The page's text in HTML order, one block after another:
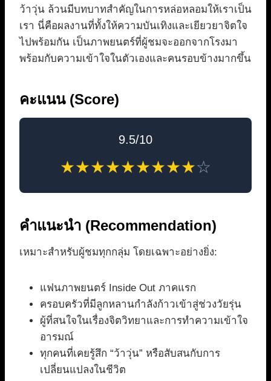
ว้าวุ่น ล้วนมีบทบาทสำคัญในการหล่อหลอมให้เราเป็น
เรา นี่คือผลงานที่ทั้งให้ความบันเทิงและเยียวยาจิตใจ
ไปพร้อมกัน เป็นภาพยนตร์ที่ผู้ชมจะออกจากโรงมา
พร้อมกับความเข้าใจในตัวเองและคนรอบข้างมากขึ้น
คะแนน (Score)
9.5/10
★★★★★★★★★☆
คำแนะนำ (Recommendation)
เหมาะสำหรับผู้ชมทุกกลุ่ม โดยเฉพาะอย่างยิ่ง:
แฟนภาพยนตร์ Inside Out ภาคแรก
ครอบครัวที่มีลูกหลานกำลังก้าวเข้าสู่ช่วงวัยรุ่น
ผู้ที่สนใจในเรื่องจิตวิทยาและการทำความเข้าใจ
อารมณ์
ทุกคนที่เคยรู้สึก “ว้าวุ่น” หรือสับสนกับการ
เปลี่ยนแปลงในชีวิต